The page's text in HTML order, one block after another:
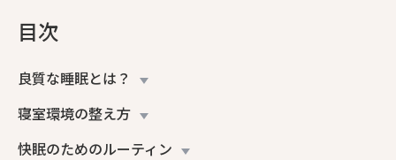
目次
良質な睡眠とは？
寝室環境の整え方
快眠のためのルーティン